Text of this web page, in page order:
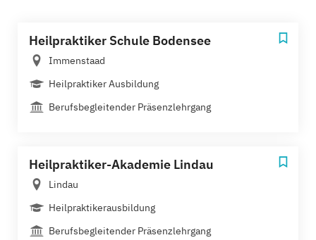
Heilpraktiker Schule Bodensee
Immenstaad
Heilpraktiker Ausbildung
Berufsbegleitender Präsenzlehrgang
Heilpraktiker-Akademie Lindau
Lindau
Heilpraktikerausbildung
Berufsbegleitender Präsenzlehrgang